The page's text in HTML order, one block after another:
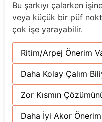
Bu şarkıyı çalarken
veya küçük bir püf
çok işe yarayabilir.
Ritim/Arpej Önerim
Daha Kolay Çalım
Zor Kısmın
Daha İyi Akor